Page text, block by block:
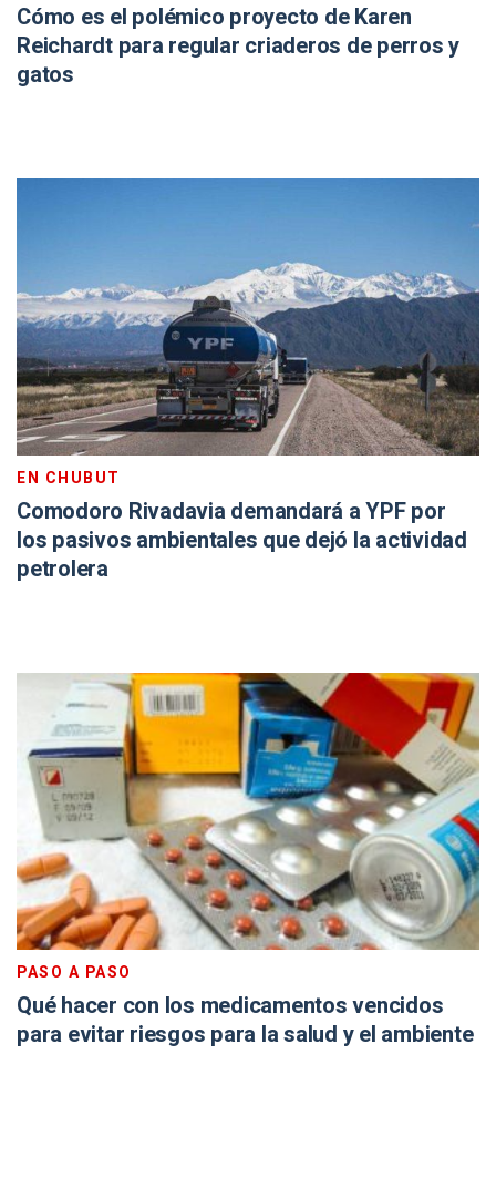
Cómo es el polémico proyecto de Karen
Reichardt para regular criaderos de perros y
gatos
EN CHUBUT
Comodoro Rivadavia demandará a YPF por
los pasivos ambientales que dejó la actividad
petrolera
PASO A PASO
Qué hacer con los medicamentos vencidos
para evitar riesgos para la salud y el ambiente